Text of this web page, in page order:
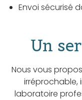
Envoi sécurisé
Un
Nous vous
irréprochable,
laboratoire